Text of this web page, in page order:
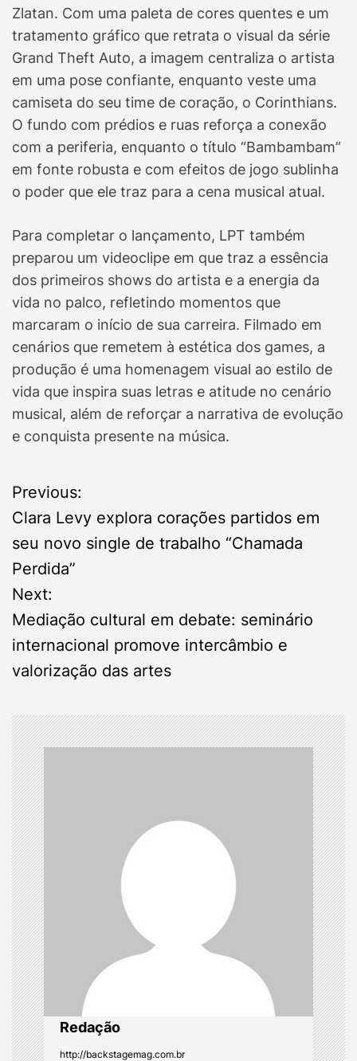
Zlatan. Com uma paleta de cores quentes e um
tratamento gráfico que retrata o visual da série
Grand Theft Auto, a imagem centraliza o artista
em uma pose confiante, enquanto veste uma
camiseta do seu time de coração, o Corinthians.
O fundo com prédios e ruas reforça a conexão
com a periferia, enquanto o título “Bambambam”
em fonte robusta e com efeitos de jogo sublinha
o poder que ele traz para a cena musical atual.
Para completar o lançamento, LPT também
preparou um videoclipe em que traz a essência
dos primeiros shows do artista e a energia da
vida no palco, refletindo momentos que
marcaram o início de sua carreira. Filmado em
cenários que remetem à estética dos games, a
produção é uma homenagem visual ao estilo de
vida que inspira suas letras e atitude no cenário
musical, além de reforçar a narrativa de evolução
e conquista presente na música.
P
o
s
t
n
a
v
i
g
a
t
i
o
n
Previous:
Clara Levy explora corações partidos em
seu novo single de trabalho “Chamada
Perdida”
Next:
Mediação cultural em debate: seminário
internacional promove intercâmbio e
valorização das artes
Redação
http://backstagemag.com.br